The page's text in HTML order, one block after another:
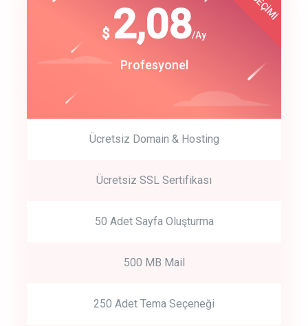
track energy costs
Get Started
Start by trying our service for 30 days free trial no credit card
$ 2,08/Ay
Profesyonel
Ücretsiz Domain & Hosting
Ücretsiz SSL Sertifikası
50 Adet Sayfa Oluşturma
500 MB Mail
250 Adet Tema Seçeneği
$
180
Start Up